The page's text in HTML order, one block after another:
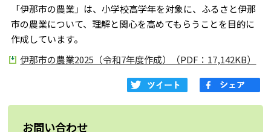
「伊那市の農業」は、小学校高学年を対象に、ふるさと伊那
市の農業について、理解と関心を高めてもらうことを目的に
作成しています。
伊那市の農業2025（令和7年度作成）（PDF：17,142KB）
お問い合わせ